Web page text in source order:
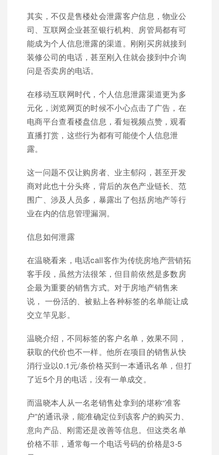
其实，不仅是售楼处会泄露客户信息，物业公
司、互联网企业甚至银行机构、房管局都有可
能成为个人信息泄露的渠道。刚刚买房就接到
装修公司的电话，甚至刚入住就会接到中介询
问是否卖房的电话。
在移动互联网时代，个人信息泄露渠道更为多
元化，浏览网页的时候不小心点击了广告，在
电商平台查看楼盘信息，看短视频点赞，观看
直播打赏，这些行为都有可能使个人信息泄
露。
这一问题不仅让购房者、业主郁闷，甚至开发
商对此也十分头疼，背后的灰色产业链长、范
围广、涉及人员多，暴露出了包括房地产等行
业在内的信息管理漏洞。
信息如何泄露
在温晓看来，电话call客作为传统房地产营销拓
客手段，虽然方法很笨，但目前依然是多数房
企最为重要的销售方式。对于房地产销售来
说， 一份活的、被贴上各种标签的名单能让成
交立竿见影。
温晓介绍，不同标签的客户名单，效果不同，
获取的代价也不一样。他所在项目的销售从快
消行业以0.1元/条价格买到一本通讯名单，但打
了近5个月的电话，没有一单成交。
而温晓本人从一名老销售处拿到的堪称“准客
户”的通讯录，能准确定位到该客户的购买力、
意向产品、刚需还是改善等信息。但这类名单
价格不菲，通常每一个电话号码的价格是3-5